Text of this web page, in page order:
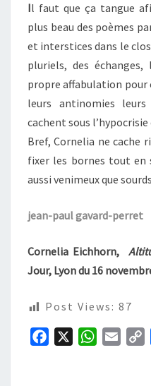
Il faut que ça tangue
plus beau des poèmes
et interstices dans le
pluriels, des
propre affabulation pour
leurs antinomies
cachent sous
Bref, Cornelia ne cache
fixer les bornes tout en
aussi venimeux que
jean-paul gavard-perret
Cornelia Eichhorn,
Jour, Lyon du 16
Post Views: 87
W